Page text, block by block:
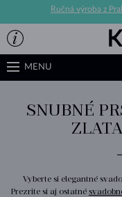
Ručná výroba z
MENU
SNUBNÉ
Vyberte si elegantné
Prezrite si aj ostatné